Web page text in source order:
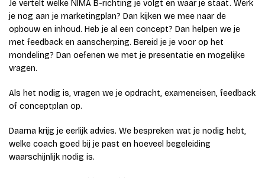
Je vertelt welke NIMA B-richting je volgt en waar je staat. Werk
je nog aan je marketingplan? Dan kijken we mee naar de
opbouw en inhoud. Heb je al een concept? Dan helpen we je
met feedback en aanscherping. Bereid je je voor op het
mondeling? Dan oefenen we met je presentatie en mogelijke
vragen.
Als het nodig is, vragen we je opdracht, exameneisen, feedback
of conceptplan op.
Daarna krijg je eerlijk advies. We bespreken wat je nodig hebt,
welke coach goed bij je past en hoeveel begeleiding
waarschijnlijk nodig is.